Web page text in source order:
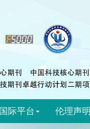
国际平台 伦理声明